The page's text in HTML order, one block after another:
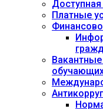
Платные